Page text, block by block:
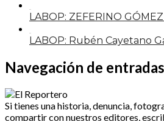
LABOP: ZEFERINO
LABOP: Rubén Cayetano
Navegación de entradas
Si tienes una historia, denuncia,
compartir con nuestros editores,